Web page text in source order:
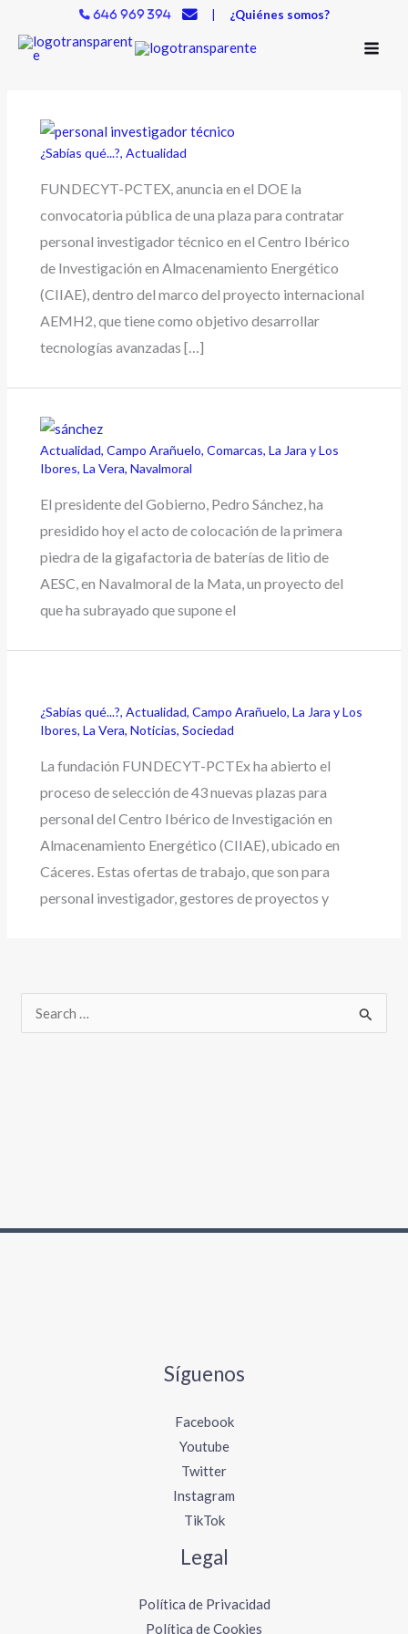
contenido
646 969 394 | ¿Quiénes somos?
¿Sabías qué...?,Actualidad
FUNDECYT-PCTEX, anuncia en el DOE la
convocatoria pública de una plaza para contratar
personal investigador técnico en el Centro Ibérico
de Investigación en Almacenamiento Energético
(CIIAE), dentro del marco del proyecto internacional
AEMH2, que tiene como objetivo desarrollar
tecnologías avanzadas […]
Actualidad,Campo Arañuelo,Comarcas,La Jara y Los
Ibores,La Vera,Navalmoral
El presidente del Gobierno, Pedro Sánchez, ha
presidido hoy el acto de colocación de la primera
piedra de la gigafactoria de baterías de litio de
AESC, en Navalmoral de la Mata, un proyecto del
que ha subrayado que supone el
¿Sabías qué...?,Actualidad,Campo Arañuelo,La Jara y Los
Ibores,La Vera,Noticias,Sociedad
La fundación FUNDECYT-PCTEx ha abierto el
proceso de selección de 43 nuevas plazas para
personal del Centro Ibérico de Investigación en
Almacenamiento Energético (CIIAE), ubicado en
Cáceres. Estas ofertas de trabajo, que son para
personal investigador, gestores de proyectos y
r
Síguenos
Facebook
Youtube
Twitter
Instagram
TikTok
Legal
Política de Privacidad
Política de Cookies